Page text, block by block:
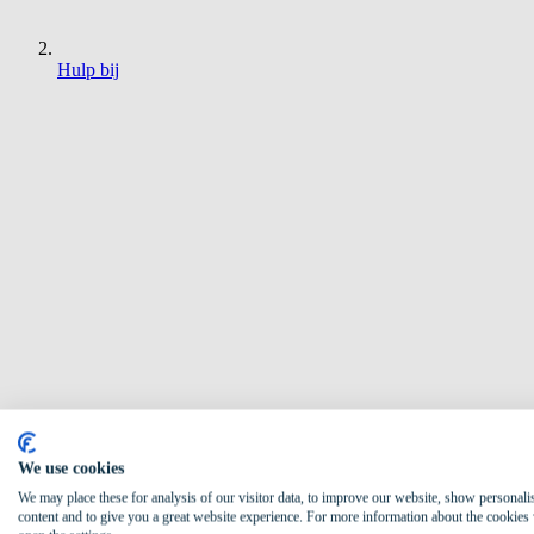
Hulp bij
We use cookies
We may place these for analysis of our visitor data, to improve our website, show
content and to give you a great website experience. For more information about the cookies